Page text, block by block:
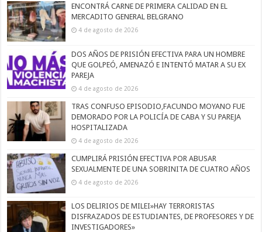
ENCONTRÁ CARNE DE PRIMERA CALIDAD EN EL
MERCADITO GENERAL BELGRANO
4 de agosto de 2026
DOS AÑOS DE PRISIÓN EFECTIVA PARA UN HOMBRE
QUE GOLPEÓ, AMENAZÓ E INTENTÓ MATAR A SU EX
PAREJA
4 de agosto de 2026
TRAS CONFUSO EPISODIO,FACUNDO MOYANO FUE
DEMORADO POR LA POLICÍA DE CABA Y SU PAREJA
HOSPITALIZADA
4 de agosto de 2026
CUMPLIRÁ PRISIÓN EFECTIVA POR ABUSAR
SEXUALMENTE DE UNA SOBRINITA DE CUATRO AÑOS
4 de agosto de 2026
LOS DELIRIOS DE MILEI»HAY TERRORISTAS
DISFRAZADOS DE ESTUDIANTES, DE PROFESORES Y DE
INVESTIGADORES»